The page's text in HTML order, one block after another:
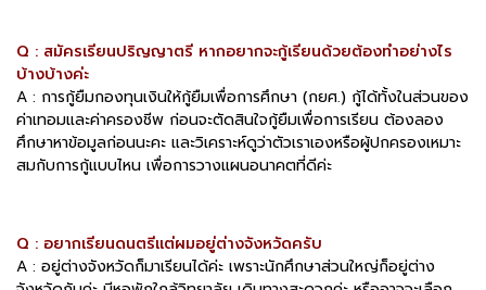
Q : สมัครเรียนปริญญาตรี หากอยากจะกู้เรียนด้วยต้องทำอย่างไร
บ้างบ้างค่ะ
A : การกู้ยืมกองทุนเงินให้กู้ยืมเพื่อการศึกษา (กยศ.) กู้ได้ทั้งในส่วนของ
ค่าเทอมและค่าครองชีพ ก่อนจะตัดสินใจกู้ยืมเพื่อการเรียน ต้องลอง
ศึกษาหาข้อมูลก่อนนะคะ และวิเคราะห์ดูว่าตัวเราเองหรือผู้ปกครองเหมาะ
สมกับการกู้แบบไหน เพื่อการวางแผนอนาคตที่ดีค่ะ
Q : อยากเรียนดนตรีแต่ผมอยู่ต่างจังหวัดครับ
A : อยู่ต่างจังหวัดก็มาเรียนได้ค่ะ เพราะนักศึกษาส่วนใหญ่ก็อยู่ต่าง